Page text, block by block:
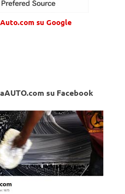
su Google
su Facebook